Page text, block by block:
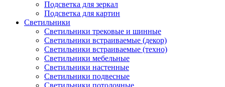
Подсветка для зеркал
Подсветка для картин
Светильники
Светильники трековые и шинные
Светильники встраиваемые (декор)
Светильники встраиваемые (техно)
Светильники мебельные
Светильники настенные
Светильники подвесные
Светильники потолочные